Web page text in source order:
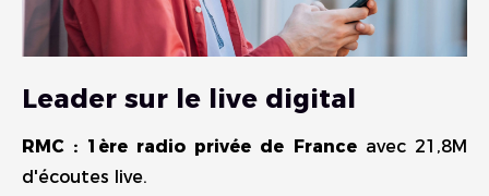
Leader sur le live digital
RMC : 1ère radio privée de France avec 21,8M
d'écoutes live.